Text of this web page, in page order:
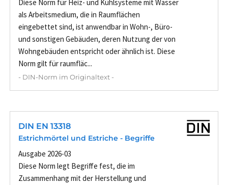
Diese Norm für Heiz- und Kühlsysteme mit Wasser
als Arbeitsmedium, die in Raumflächen
eingebettet sind, ist anwendbar in Wohn-, Büro-
und sonstigen Gebäuden, deren Nutzung der von
Wohngebäuden entspricht oder ähnlich ist. Diese
Norm gilt für raumfläc...
- DIN-Norm im Originaltext -
DIN EN 13318
Estrichmörtel und Estriche - Begriffe
Ausgabe 2026-03
Diese Norm legt Begriffe fest, die im
Zusammenhang mit der Herstellung und